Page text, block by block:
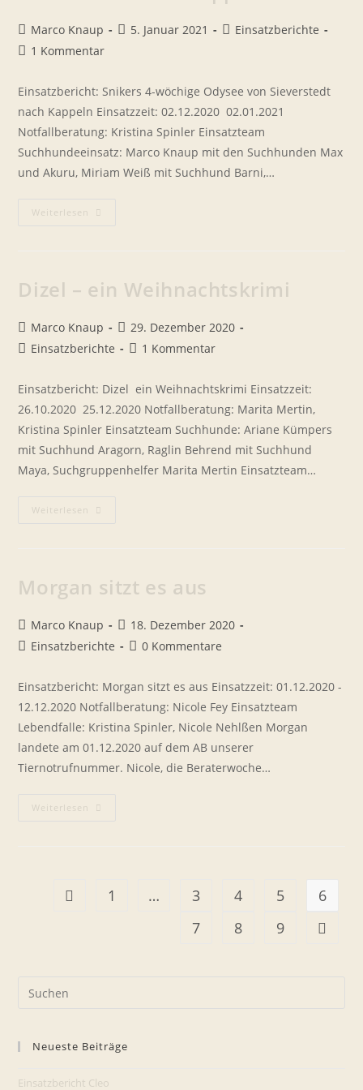
Beitrags-
Autor:
Marco Knaup
Beitrag
5. Januar 2021
Beitrags-
Einsatzberichte
Beitrags-
1 Kommentar
Einsatzbericht: Snikers 4-wöchige Odysee von Sieverstedt
nach Kappeln Einsatzzeit: 02.12.2020  02.01.2021
Notfallberatung: Kristina Spinler Einsatzteam
Suchhundeeinsatz: Marco Knaup mit den Suchhunden Max
und Akuru, Miriam Weiß mit Suchhund Barni,…
Weiterlesen Snikers
Nach
Kappeln
Dizel – ein Weihnachtskrimi
Beitrags-
Autor:
Marco Knaup
Beitrag
veröffentlicht:
29. Dezember 2020
Beitrags-
Einsatzberichte
Beitrags-
1 Kommentar
Einsatzbericht: Dizel  ein Weihnachtskrimi Einsatzzeit:
26.10.2020  25.12.2020 Notfallberatung: Marita Mertin,
Kristina Spinler Einsatzteam Suchhunde: Ariane Kümpers
mit Suchhund Aragorn, Raglin Behrend mit Suchhund
Maya, Suchgruppenhelfer Marita Mertin Einsatzteam…
Weiterlesen Dizel
Morgan sitzt es aus
Beitrags-
Autor:
Marco Knaup
Beitrag
veröffentlicht:
18. Dezember 2020
Beitrags-
Einsatzberichte
Beitrags-
0 Kommentare
Einsatzbericht: Morgan sitzt es aus Einsatzzeit: 01.12.2020 -
12.12.2020 Notfallberatung: Nicole Fey Einsatzteam
Lebendfalle: Kristina Spinler, Nicole Nehlßen Morgan
landete am 01.12.2020 auf dem AB unserer
Tiernotrufnummer. Nicole, die Beraterwoche…
Weiterlesen Morgan
Zur vorherigen Seite
1 … 3 4 5
6
7
8 9 Zur
Neueste Beiträge
Einsatzbericht Cleo